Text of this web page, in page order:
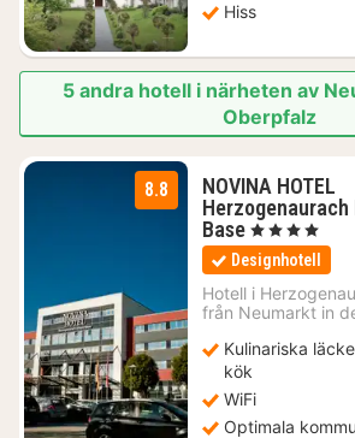
Hiss
5 andra hotell i närheten av
Oberpfalz
8.8
NOVINA HOTEL
Herzogenaurach
Base1
natt
från
1273
kr.
, 4 Stjärnor
Designhotell
Hotell i
från Neumarkt in
Kulinariska
kök
WiFi
Optimala